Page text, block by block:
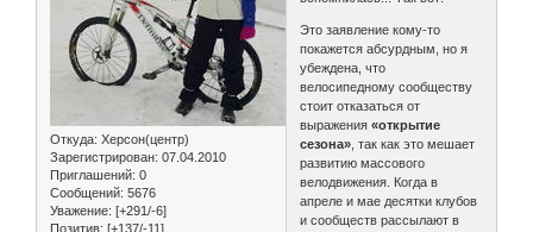
Откуда: Херсон(центр)
Зарегистрирован: 07.04.2010
Приглашений: 0
Сообщений: 5676
Уважение: [+291/-6]
Позитив: [+137/-11]
Это заявление кому-то
покажется абсурдным, но я
убеждена, что
велосипедному сообществу
стоит отказаться от
выражения«открытие
сезона» , так как это мешает
развитию массового
велодвижения. Когда в
апреле и мае десятки клубов
и сообществ рассылают в